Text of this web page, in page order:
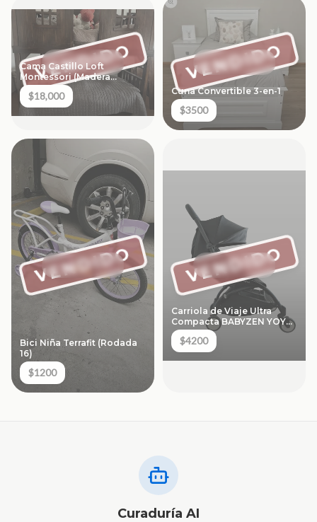
VENDIDO
Cama Castillo Loft
Montessori (Madera
Maciza)
$18,000
VENDIDO
Cuna Convertible 3-en-1
$3500
VENDIDO
Bici Niña Terrafit (Rodada
16)
$1200
VENDIDO
Carriola de Viaje Ultra
Compacta BABYZEN YOYO
- Color Negro
$4200
Curaduría AI